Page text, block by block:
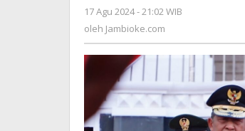
17 Agu 2024 - 21:02 WIB
oleh Jambioke.com